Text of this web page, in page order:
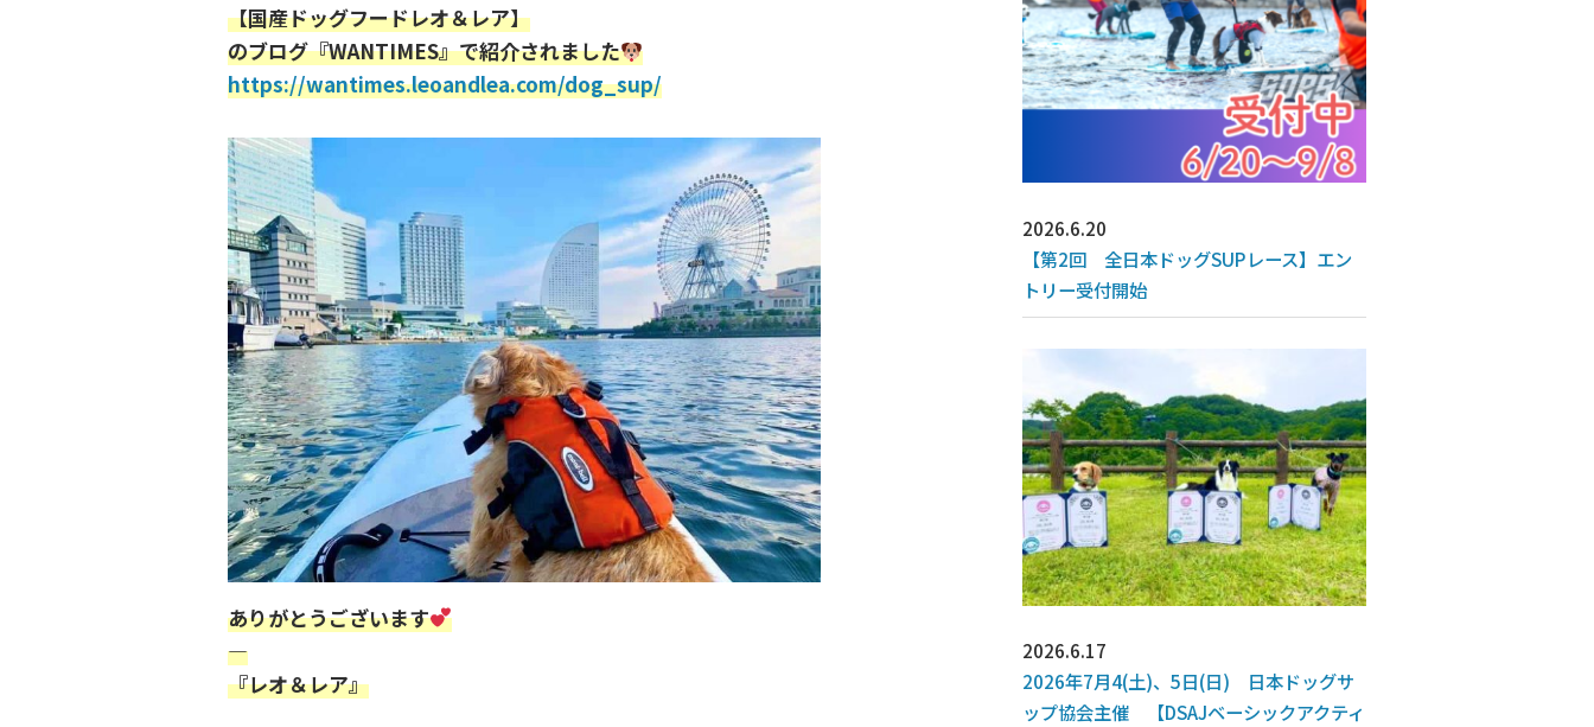
【国産ドッグフードレオ＆レア】
のブログ『WANTIMES』で紹介されました
https://wantimes.leoandlea.com/dog_sup/
ありがとうございます
—
『レオ＆レア』
2026.6.20
【第2回 全日本ドッグSUPレース】エン
トリー受付開始
2026.6.17
2026年7月4(土)、5日(日) 日本ドッグサ
ップ協会主催 【DSAJベーシックアクティ